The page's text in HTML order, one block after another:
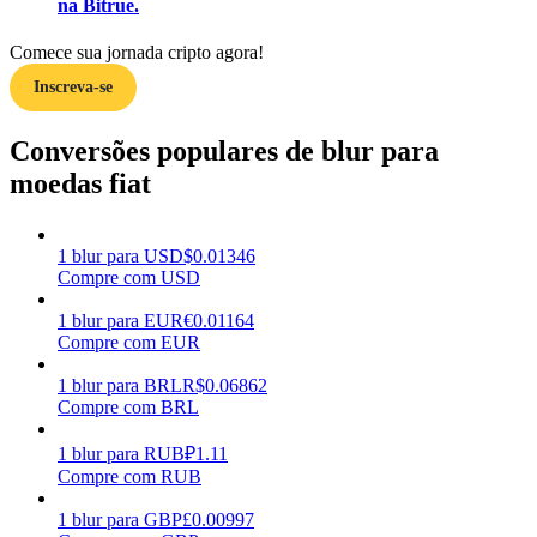
Ganhar
Porquinho poderoso
Ganhe recompensas competitivas diariamente
na Bitrue.
Comece sua jornada cripto agora!
Inscreva-se
Conversões populares de blur para
moedas fiat
1 blur para USD$0.01346
Compre com USD
1 blur para EUR€0.01164
Compre com EUR
1 blur para BRLR$0.06862
Compre com BRL
1 blur para RUB₽1.11
Compre com RUB
1 blur para GBP£0.00997